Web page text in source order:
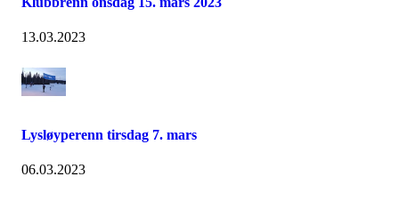
13.03.2023
Lysløyperenn tirsdag 7. mars
06.03.2023